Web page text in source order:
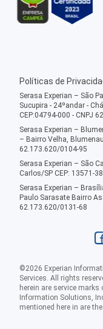
Políticas de
Serasa Experian – São
Sucupira - 24ºandar -
CEP:04794-000 - CNPJ
Serasa Experian –
– Bairro Velha,
62.173.620/0104-95
Serasa Experian – São
Carlos/SP CEP: 13571-
Serasa Experian –
Paulo Sarasate Bairro
62.173.620/0131-68
©2026 Experian
Services. All rights
herein are service
Information Solutions,
mentioned here in are